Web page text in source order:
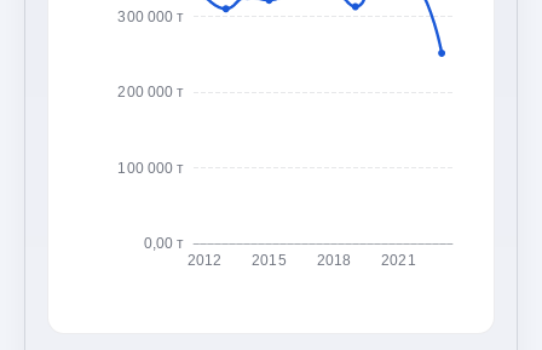
0,00 т
100 000 т
200 000 т
300 000 т
2012 2015 2018 2021